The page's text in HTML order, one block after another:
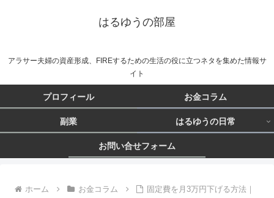
はるゆうの部屋
アラサー夫婦の資産形成、FIREするための生活の役に立つネタを集めた情報サ
イト
プロフィール お金コラム
副業 はるゆうの日常
お問い合せフォーム
ホーム お金コラム
固定費を月3万円下げる方法｜